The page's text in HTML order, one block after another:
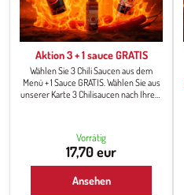
Aktion 3 + 1 sauce GRATIS
Wählen Sie 3 Chili Saucen aus dem
Menü + 1 Sauce GRATIS. Wählen Sie aus
unserer Karte 3 Chilisaucen nach Ihrem
Vorrätig
17,70 eur
Ansehen